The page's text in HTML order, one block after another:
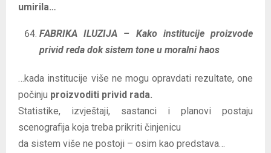
umirila…
FABRIKA ILUZIJA – Kako institucije proizvode
privid reda dok sistem tone u moralni haos
…kada institucije više ne mogu opravdati rezultate, one
počinju proizvoditi privid rada.
Statistike, izvještaji, sastanci i planovi postaju
scenografija koja treba prikriti činjenicu
da sistem više ne postoji – osim kao predstava…